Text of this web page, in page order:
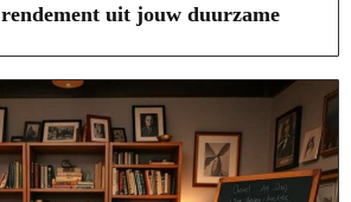
uit jouw duurzame